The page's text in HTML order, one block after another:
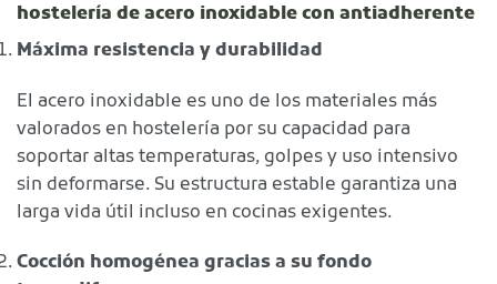
hostelería de acero inoxidable con antiadherente
Máxima resistencia y durabilidad
El acero inoxidable es uno de los materiales más
valorados en hostelería por su capacidad para
soportar altas temperaturas, golpes y uso intensivo
sin deformarse. Su estructura estable garantiza una
larga vida útil incluso en cocinas exigentes.
Cocción homogénea gracias a su fondo